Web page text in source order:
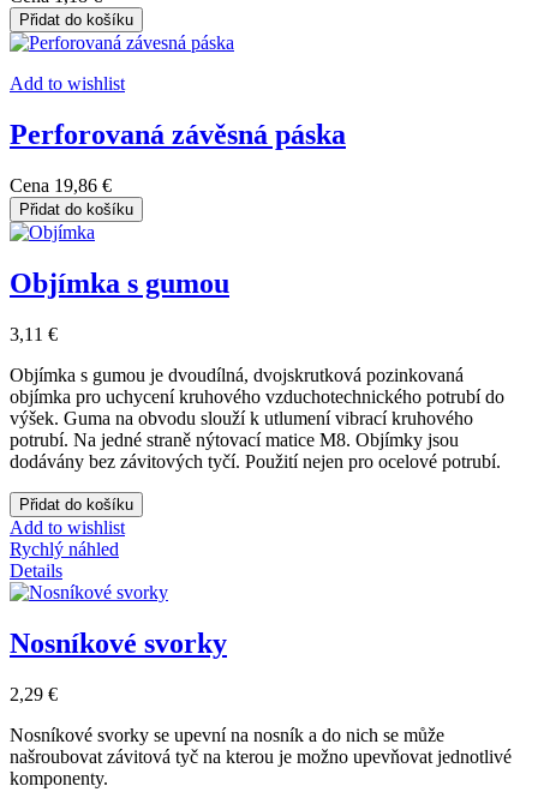
Přidat do košíku
Add to wishlist
Perforovaná závěsná páska
Cena 19,86 €
Přidat do košíku
Objímka s gumou
3,11 €
Objímka s gumou je dvoudílná, dvojskrutková pozinkovaná
objímka pro uchycení kruhového vzduchotechnického potrubí do
výšek. Guma na obvodu slouží k utlumení vibrací kruhového
potrubí. Na jedné straně nýtovací matice M8. Objímky jsou
dodávány bez závitových tyčí. Použití nejen pro ocelové potrubí.
Přidat do košíku
Add to wishlist
Rychlý náhled
Details
Nosníkové svorky
2,29 €
Nosníkové svorky se upevní na nosník a do nich se může
našroubovat závitová tyč na kterou je možno upevňovat jednotlivé
komponenty.